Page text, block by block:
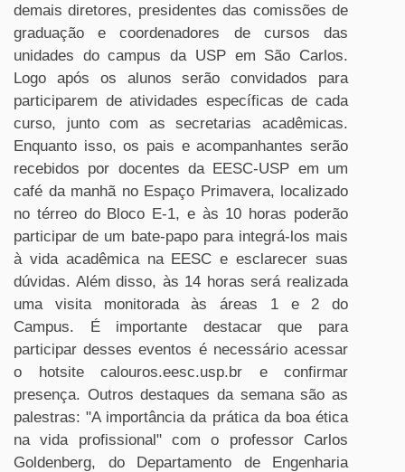
demais diretores, presidentes das comissões de
graduação e coordenadores de cursos das
unidades do campus da USP em São Carlos.
Logo após os alunos serão convidados para
participarem de atividades específicas de cada
curso, junto com as secretarias acadêmicas.
Enquanto isso, os pais e acompanhantes serão
recebidos por docentes da EESC-USP em um
café da manhã no Espaço Primavera, localizado
no térreo do Bloco E-1, e às 10 horas poderão
participar de um bate-papo para integrá-los mais
à vida acadêmica na EESC e esclarecer suas
dúvidas. Além disso, às 14 horas será realizada
uma visita monitorada às áreas 1 e 2 do
Campus. É importante destacar que para
participar desses eventos é necessário acessar
o hotsite calouros.eesc.usp.br e confirmar
presença. Outros destaques da semana são as
palestras: "A importância da prática da boa ética
na vida profissional" com o professor Carlos
Goldenberg, do Departamento de Engenharia